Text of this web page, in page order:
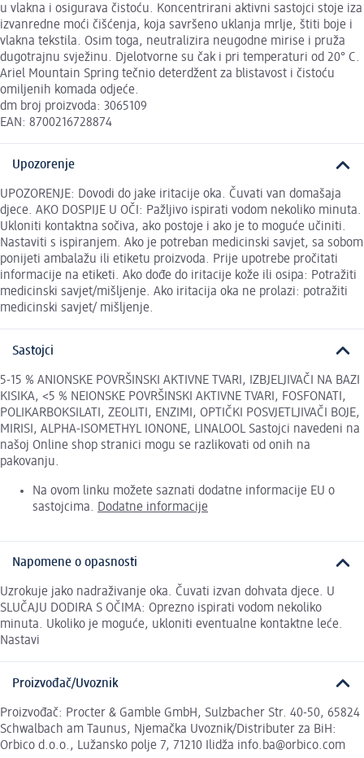
u vlakna i osigurava čistoću. Koncentrirani aktivni sastojci stoje iza
izvanredne moći čišćenja, koja savršeno uklanja mrlje, štiti boje i
vlakna tekstila. Osim toga, neutralizira neugodne mirise i pruža
dugotrajnu svježinu. Djelotvorne su čak i pri temperaturi od 20° C.
Ariel Mountain Spring tečnio deterdžent za blistavost i čistoću
omiljenih komada odjeće.
dm broj proizvoda: 3065109
EAN: 8700216728874
Upozorenje
UPOZORENJE: Dovodi do jake iritacije oka. Čuvati van domašaja
djece. AKO DOSPIJE U OČI: Pažljivo ispirati vodom nekoliko minuta.
Ukloniti kontaktna sočiva, ako postoje i ako je to moguće učiniti.
Nastaviti s ispiranjem. Ako je potreban medicinski savjet, sa sobom
ponijeti ambalažu ili etiketu proizvoda. Prije upotrebe pročitati
informacije na etiketi. Ako dođe do iritacije kože ili osipa: Potražiti
medicinski savjet/mišljenje. Ako iritacija oka ne prolazi: potražiti
medicinski savjet/ mišljenje.
Sastojci
5-15 % ANIONSKE POVRŠINSKI AKTIVNE TVARI, IZBJELJIVAČI NA BAZI
KISIKA, <5 % NEIONSKE POVRŠINSKI AKTIVNE TVARI, FOSFONATI,
POLIKARBOKSILATI, ZEOLITI, ENZIMI, OPTIČKI POSVJETLJIVAČI BOJE,
MIRISI, ALPHA-ISOMETHYL IONONE, LINALOOL Sastojci navedeni na
našoj Online shop stranici mogu se razlikovati od onih na
pakovanju.
Na ovom linku možete saznati dodatne informacije EU o
sastojcima. Dodatne informacije
Napomene o opasnosti
Uzrokuje jako nadraživanje oka. Čuvati izvan dohvata djece. U
SLUČAJU DODIRA S OČIMA: Oprezno ispirati vodom nekoliko
minuta. Ukoliko je moguće, ukloniti eventualne kontaktne leće.
Nastavi
Proizvođač/Uvoznik
Proizvođač: Procter & Gamble GmbH, Sulzbacher Str. 40-50, 65824
Schwalbach am Taunus, Njemačka Uvoznik/Distributer za BiH:
Orbico d.o.o., Lužansko polje 7, 71210 Ilidža info.ba@orbico.com